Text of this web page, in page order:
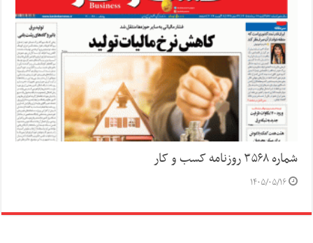
شماره ۳۵۶۸ روزنامه کسب و کار
۱۴۰۵/۰۵/۱۶